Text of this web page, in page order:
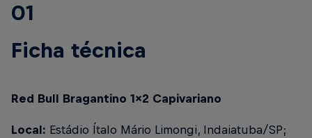
01
Ficha técnica
Red Bull Bragantino 1x2 Capivariano
Local: Estádio Ítalo Mário Limongi, Indaiatuba/SP;